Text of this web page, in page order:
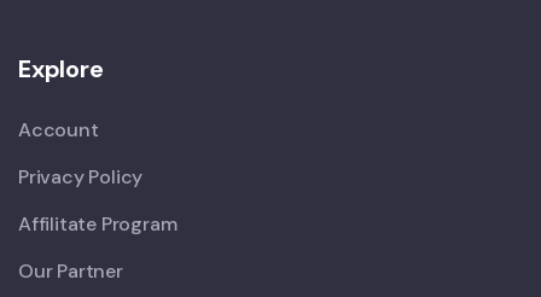
Explore
Account
Privacy Policy
Affilitate Program
Our Partner